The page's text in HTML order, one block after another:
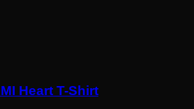
Heart T-Shirt